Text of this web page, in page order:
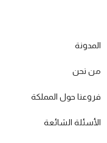
المدونة
من نحن
فروعنا حول المملكة
الأسئلة الشائعة